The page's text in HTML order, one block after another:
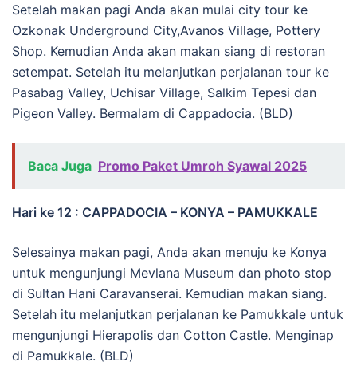
Setelah makan pagi Anda akan mulai city tour ke
Ozkonak Underground City,Avanos Village, Pottery
Shop. Kemudian Anda akan makan siang di restoran
setempat. Setelah itu melanjutkan perjalanan tour ke
Pasabag Valley, Uchisar Village, Salkim Tepesi dan
Pigeon Valley. Bermalam di Cappadocia. (BLD)
Baca Juga Promo Paket Umroh Syawal 2025
Hari ke 12 : CAPPADOCIA – KONYA – PAMUKKALE
Selesainya makan pagi, Anda akan menuju ke Konya
untuk mengunjungi Mevlana Museum dan photo stop
di Sultan Hani Caravanserai. Kemudian makan siang.
Setelah itu melanjutkan perjalanan ke Pamukkale untuk
mengunjungi Hierapolis dan Cotton Castle. Menginap
di Pamukkale. (BLD)